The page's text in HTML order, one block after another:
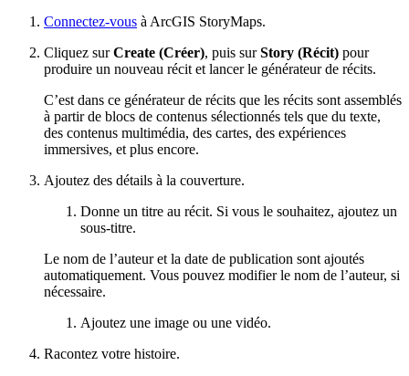
Connectez-vous à ArcGIS StoryMaps.
Cliquez surCreate (Créer), puis surStory (Récit) pour
produire un nouveau récit et lancer le générateur de récits.
C’est dans ce générateur de récits que les récits sont assemblés
à partir de blocs de contenus sélectionnés tels que du texte,
des contenus multimédia, des cartes, des expériences
immersives, et plus encore.
Ajoutez des détails à la couverture.
Donne un titre au récit. Si vous le souhaitez, ajoutez un
sous-titre.
Le nom de l’auteur et la date de publication sont ajoutés
automatiquement. Vous pouvez modifier le nom de l’auteur, si
nécessaire.
Ajoutez une image ou une vidéo.
Racontez votre histoire.